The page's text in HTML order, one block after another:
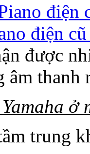
điện
điện
được
âm thanh
ở
trung